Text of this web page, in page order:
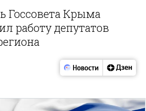
Госсовета Крыма
работу депутатов